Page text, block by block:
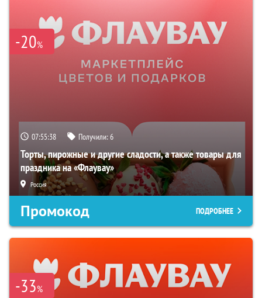
-20%
07:55:37 Получили:6
Торты, пирожные и другие сладости, а также товары для
праздника на «Флаувау»
Россия
Промокод ПОДРОБНЕЕ
-33%